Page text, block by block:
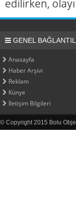
edilirken,
GENEL
Anasayfa
Haber Arşivi
Reklam
Künye
İletişim Bilgileri
© Copyright 2015 Bolu